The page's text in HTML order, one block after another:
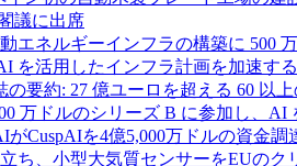
議に出席
エネルギーインフラの構築に 500
を活用したインフラ計画を加速す
要約: 27 億ユーロを超える 60 以上
万ドルのシリーズ B に参加し、
CuspAIを4億5,000万ドルの資金調
ち、小型大気質センサーをEUのク